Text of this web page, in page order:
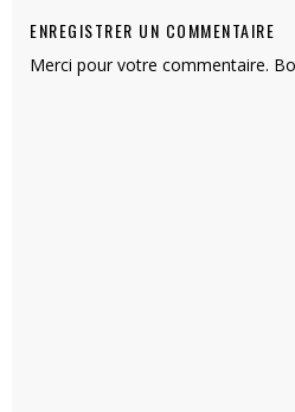
ENREGISTRER UN COMMENTAIRE
Merci pour votre commentaire.